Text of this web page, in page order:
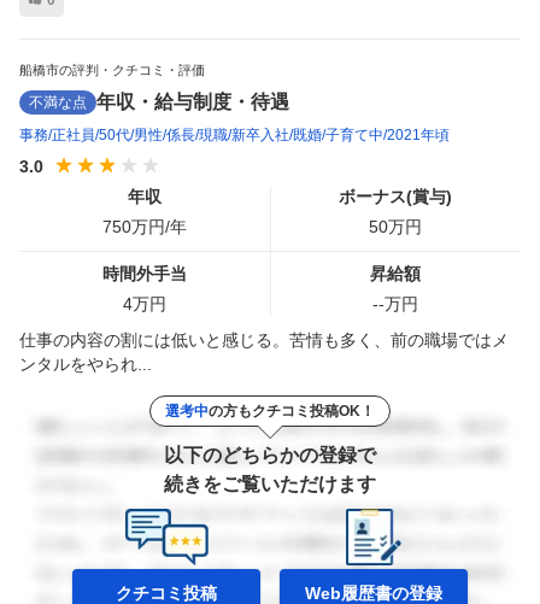
船橋市の評判・クチコミ・評価
不満な点 年収・給与制度・待遇
事務 正社員 50代 男性 係長 現職 新卒入社 既婚 子育て中 2021年頃
3.0
年収
750万円/年
ボーナス(賞与)
50万円
時間外手当
4万円
昇給額
--万円
仕事の内容の割には低いと感じる。苦情も多く、前の職場ではメ
ンタルをやられ...
選考中の方もクチコミ投稿OK！
以下のどちらかの登録で
続きをご覧いただけます
クチコミ投稿 Web履歴書の登録